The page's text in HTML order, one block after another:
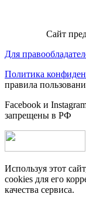
Сайт
Для
Политика
правила
Facebook и
запрещены в РФ
Используя этот
cookies для его
качества сервиса.